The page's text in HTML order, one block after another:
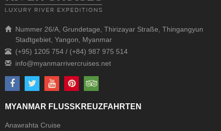
Nummer 26/A, Grundetage, Thirizayar Straße, Thingangyun
Stadtgebiet, Yangon, Myanmar
(+95) 1205 754 / (+84) 987 975 514
MYANMAR FLUSSKREUZFAHRTEN
Anawrahta Cruise